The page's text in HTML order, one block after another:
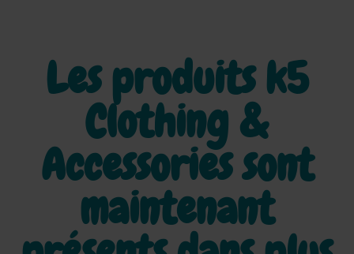
Les produits k5
Clothing &
Accessories sont
maintenant